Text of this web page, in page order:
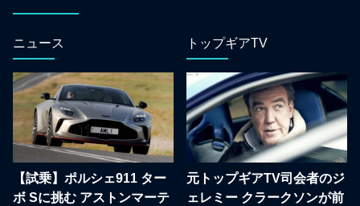
ニュース
【試乗】ポルシェ911 ター
ボ Sに挑む アストンマーテ
トップギアTV
元トップギアTV司会者のジ
ェレミー クラークソンが前